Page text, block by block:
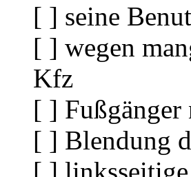
[ ] seine
[ ] wegen
Kfz
[ ] Fußgänger
[ ] Blendung